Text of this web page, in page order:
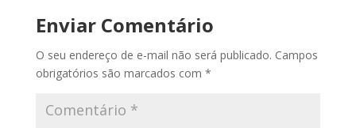
Enviar Comentário
O seu endereço de e-mail não será publicado. Campos
obrigatórios são marcados com *